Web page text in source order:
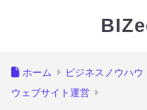
ホーム ビジネスノウハウ
ウェブサイト運営